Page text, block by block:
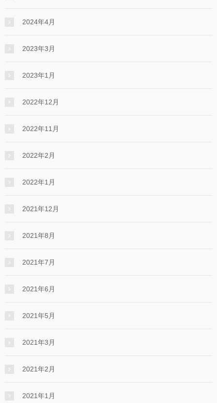
2024年4月
2023年3月
2023年1月
2022年12月
2022年11月
2022年2月
2022年1月
2021年12月
2021年8月
2021年7月
2021年6月
2021年5月
2021年3月
2021年2月
2021年1月